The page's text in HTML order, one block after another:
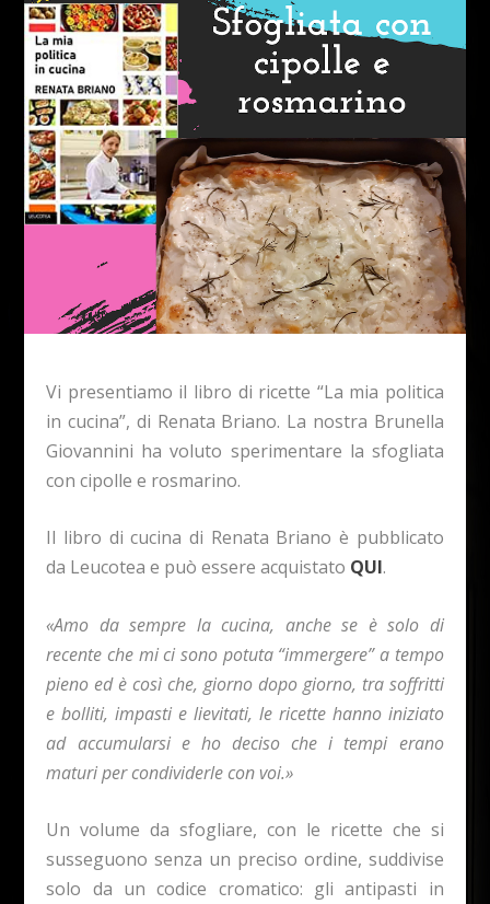
Vi presentiamo il libro di ricette “La mia politica
in cucina”, di Renata Briano. La nostra Brunella
Giovannini ha voluto sperimentare la sfogliata
con cipolle e rosmarino.
Il libro di cucina di Renata Briano è pubblicato
da Leucotea e può essere acquistato QUI.
«Amo da sempre la cucina, anche se è solo di
recente che mi ci sono potuta “immergere” a tempo
pieno ed è così che, giorno dopo giorno, tra soffritti
e bolliti, impasti e lievitati, le ricette hanno iniziato
ad accumularsi e ho deciso che i tempi erano
maturi per condividerle con voi.»
Un volume da sfogliare, con le ricette che si
susseguono senza un preciso ordine, suddivise
solo da un codice cromatico: gli antipasti in